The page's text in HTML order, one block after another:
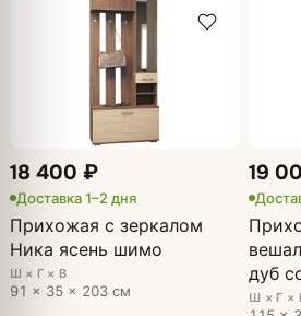
18 400 ₽
Доставка 1–2 дня
Прихожая с зеркалом
Ника ясень шимо
Ш × Г × В
91 × 35 × 203 см
19
дуб
Ш × Г ×